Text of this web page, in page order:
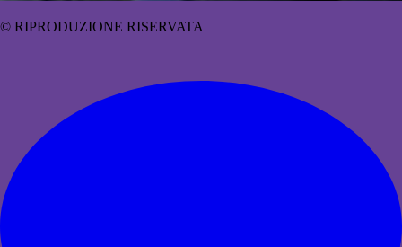
© RIPRODUZIONE RISERVATA